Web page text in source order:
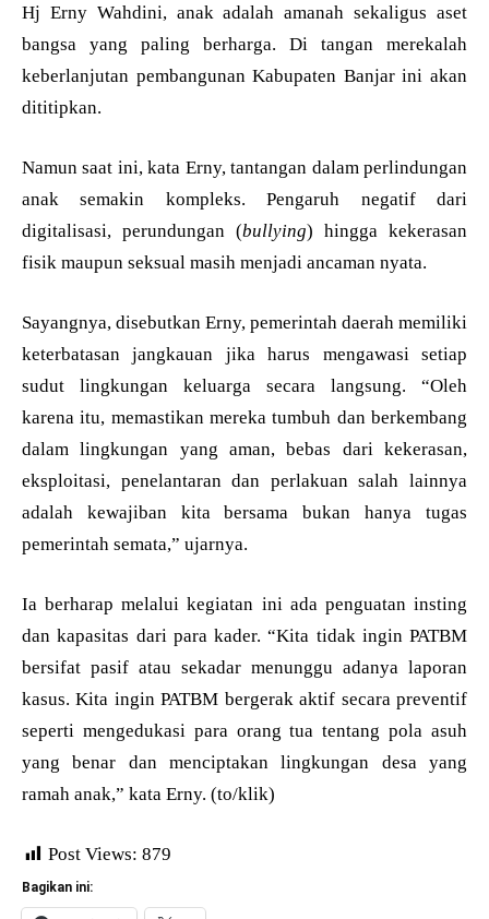
Hj Erny Wahdini, anak adalah amanah sekaligus aset
bangsa yang paling berharga. Di tangan merekalah
keberlanjutan pembangunan Kabupaten Banjar ini akan
dititipkan.
Namun saat ini, kata Erny, tantangan dalam perlindungan
anak semakin kompleks. Pengaruh negatif dari
digitalisasi, perundungan (bullying) hingga kekerasan
fisik maupun seksual masih menjadi ancaman nyata.
Sayangnya, disebutkan Erny, pemerintah daerah memiliki
keterbatasan jangkauan jika harus mengawasi setiap
sudut lingkungan keluarga secara langsung. “Oleh
karena itu, memastikan mereka tumbuh dan berkembang
dalam lingkungan yang aman, bebas dari kekerasan,
eksploitasi, penelantaran dan perlakuan salah lainnya
adalah kewajiban kita bersama bukan hanya tugas
pemerintah semata,” ujarnya.
Ia berharap melalui kegiatan ini ada penguatan insting
dan kapasitas dari para kader. “Kita tidak ingin PATBM
bersifat pasif atau sekadar menunggu adanya laporan
kasus. Kita ingin PATBM bergerak aktif secara preventif
seperti mengedukasi para orang tua tentang pola asuh
yang benar dan menciptakan lingkungan desa yang
ramah anak,” kata Erny. (to/klik)
Post Views: 879
Bagikan ini: